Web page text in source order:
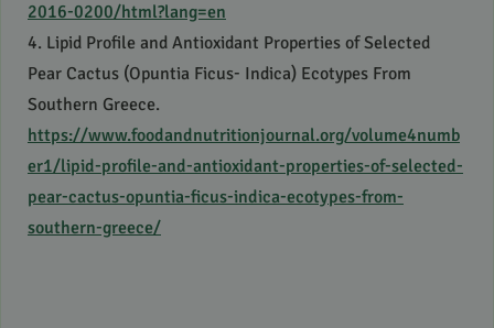
2016-0200/html?lang=en
4. Lipid Profile and Antioxidant Properties of Selected
Pear Cactus (Opuntia Ficus- Indica) Ecotypes From
Southern Greece.
https://www.foodandnutritionjournal.org/volume4numb
er1/lipid-profile-and-antioxidant-properties-of-selected-
pear-cactus-opuntia-ficus-indica-ecotypes-from-
southern-greece/